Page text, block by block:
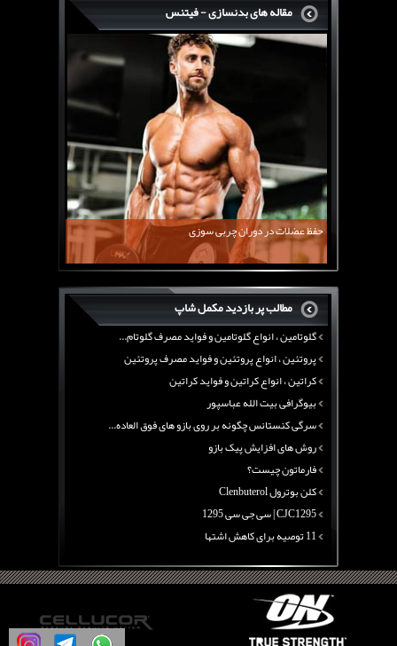
مقاله های بدنسازی - فیتنس
حفظ عضلات در دوران چربی سوزی
مطالب پر بازدید مکمل شاپ
سرگی کنستانس چگونه بر روی بازو های فوق العاده...
روش های افزایش پیک بازو
فارماتون چیست؟
کلن بوترول Clenbuterol
CJC1295 | سی جی سی 1295
11 توصیه برای کاهش اشتها
معرفی یک برنامه غذایی جامع برای افزایش قد
چربی سوزی با چای سبز
بیوگرافی علی تبریزی
منابع پروتئینی غیر گوشتی
آرژنین ، فواید آرژنین و نقش آرژنین در بدن
گلوتامین ، انواع گلوتامین و فواید مصرف گلوتام...
پروتئین ، انواع پروتئین و فواید مصرف پروتئین
کراتین ، انواع کراتین و فواید کراتین
بیوگرافی بیت الله عباسپور
سرگی کنستانس چگونه بر روی بازو های فوق العاده...
روش های افزایش پیک بازو
فارماتون چیست؟
کلن بوترول Clenbuterol
CJC1295 | سی جی سی 1295
11 توصیه برای کاهش اشتها
چربی سوزی با چای سبز
بیوگرافی علی تبریزی
منابع پروتئینی غیر گوشتی